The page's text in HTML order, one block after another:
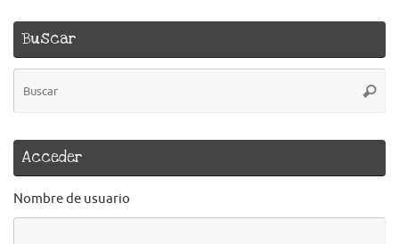
Buscar
Acceder
Nombre de usuario